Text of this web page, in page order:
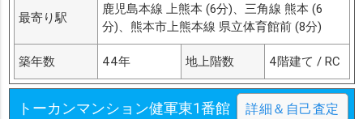
最寄り駅
鹿児島本線 上熊本 (6分)、三角線 熊本 (6
分)、熊本市上熊本線 県立体育館前 (8分)
築年数 44年 地上階数 4階建て / RC
トーカンマンション健軍東1番館 詳細＆自己査定